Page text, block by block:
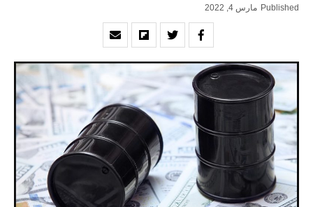
Published مارس 4, 2022